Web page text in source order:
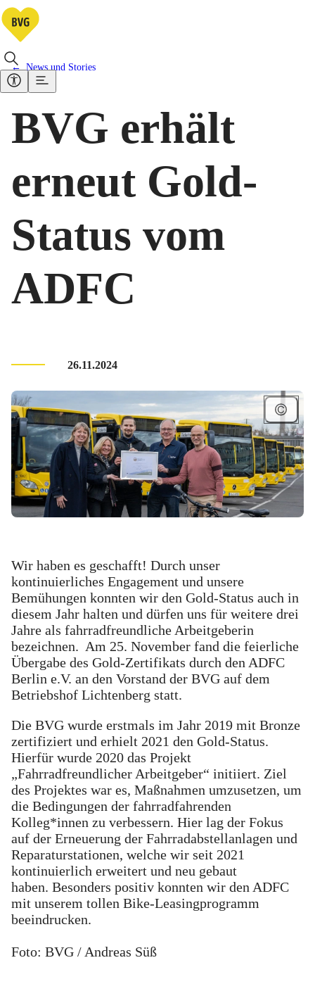
News und Stories
BVG erhält
erneut Gold-
Status vom
ADFC
26.11.2024
Wir haben es geschafft! Durch unser
kontinuierliches Engagement und unsere
Bemühungen konnten wir den Gold-Status auch in
diesem Jahr halten und dürfen uns für weitere drei
Jahre als fahrradfreundliche Arbeitgeberin
bezeichnen. Am 25. November fand die feierliche
Übergabe des Gold-Zertifikats durch den ADFC
Berlin e.V. an den Vorstand der BVG auf dem
Betriebshof Lichtenberg statt.
Die BVG wurde erstmals im Jahr 2019 mit Bronze
zertifiziert und erhielt 2021 den Gold-Status.
Hierfür wurde 2020 das Projekt
„Fahrradfreundlicher Arbeitgeber“ initiiert. Ziel
des Projektes war es, Maßnahmen umzusetzen, um
die Bedingungen der fahrradfahrenden
Kolleg*innen zu verbessern. Hier lag der Fokus
auf der Erneuerung der Fahrradabstellanlagen und
Reparaturstationen, welche wir seit 2021
kontinuierlich erweitert und neu gebaut
haben. Besonders positiv konnten wir den ADFC
mit unserem tollen Bike-Leasingprogramm
beeindrucken.
Foto: BVG / Andreas Süß